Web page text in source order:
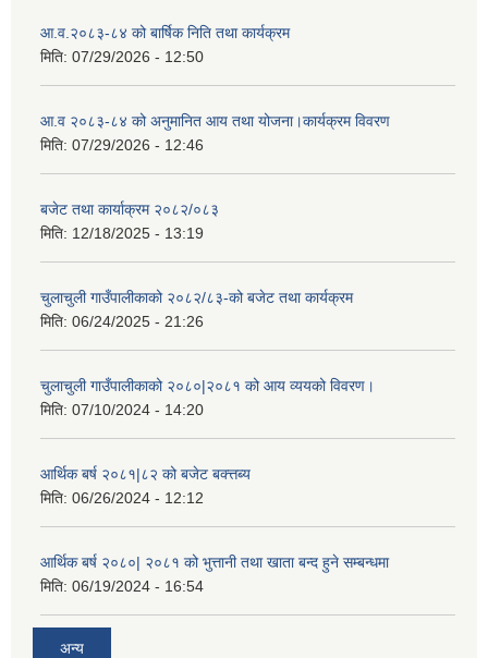
आ.व.२०८३-८४ को बार्षिक निति तथा कार्यक्रम
मिति: 07/29/2026 - 12:50
आ.व २०८३-८४ को अनुमानित आय तथा योजना।कार्यक्रम विवरण
मिति: 07/29/2026 - 12:46
बजेट तथा कार्याक्रम २०८२/०८३
मिति: 12/18/2025 - 13:19
चुलाचुली गाउँपालीकाको २०८२/८३-को बजेट तथा कार्यक्रम
मिति: 06/24/2025 - 21:26
चुलाचुली गाउँपालीकाको २०८०|२०८१ को आय व्ययको विवरण।
मिति: 07/10/2024 - 14:20
आर्थिक बर्ष २०८१|८२ को बजेट बक्त्तब्य
मिति: 06/26/2024 - 12:12
आर्थिक बर्ष २०८०| २०८१ को भुत्तानी तथा खाता बन्द हुने सम्बन्धमा
मिति: 06/19/2024 - 16:54
अन्य